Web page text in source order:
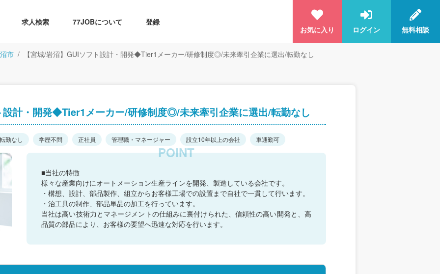
求人検索 77JOBについて
登録
お気に入り
ログイン 無料相談
市 【宮城/岩沼】GUIソフト設計・開発◆Tier1メーカー/研修制度◎/未来牽引企業に選出/転勤なし
設計・開発◆Tier1メーカー/研修制度◎/未来牽引企業に選出/転勤なし
転勤なし 学歴不問 正社員 管理職・マネージャー 設立10年以上の会社 車通勤可
■当社の特徴
様々な産業向けにオートメーション生産ラインを開発、製造している会社です。
・構想、設計、部品製作、組立からお客様工場での設置まで自社で一貫して行います。
・治工具の制作、部品単品の加工を行っています。
当社は高い技術力とマネージメントの仕組みに裏付けられた、信頼性の高い開発と、高
品質の部品により、お客様の要望へ迅速な対応を行います。